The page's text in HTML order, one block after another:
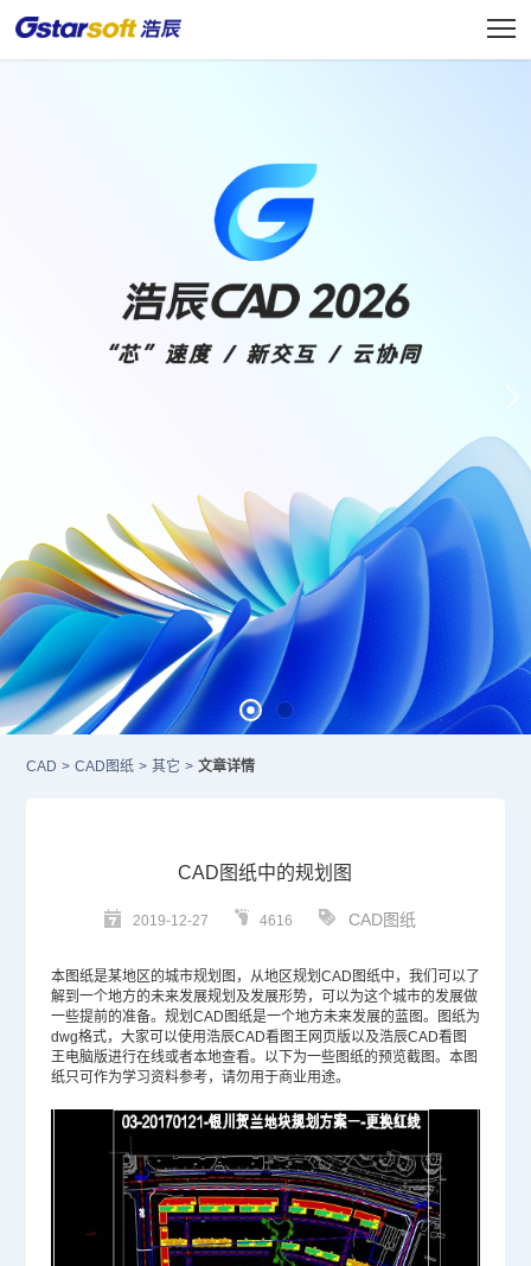
CAD > CAD图纸 > 其它 > 文章详情
CAD图纸中的规划图
2019-12-27 4616 CAD图纸
本图纸是某地区的城市规划图，从地区规划 CAD图纸中，我们可以了
解到一个地方的未来发展规划及发展形势，可以为这个城市的发展做
一些提前的准备。规划 CAD 图纸是一个地方未来发展的蓝图。图纸为
dwg格式，大家可以使用浩辰CAD看图王网页版以及浩辰CAD看图
王电脑版进行在线或者本地查看。以下为一些图纸的预览截图。本图
纸只可作为学习资料参考，请勿用于商业用途。